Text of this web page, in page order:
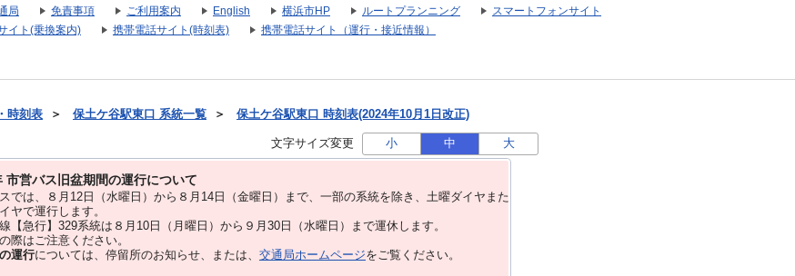
局 免責事項 ご利用案内 English 横浜市HP ルートプランニング
スマートフォンサイト
イト(乗換案内)
携帯電話サイト(時刻表) 携帯電話サイト（運行・接近情報）
時刻表 ＞ 保土ケ谷駅東口 系統一覧 ＞ 保土ケ谷駅東口 時刻表(2024年10月1日改正)
文字サイズ変更 小 中 大
市営バス旧盆期間の運行について
では、８⽉12⽇（水曜日）から８⽉14⽇（金曜日）まで、⼀部の系統を除き、⼟曜ダイヤまた
ヤで運⾏します。
急行】329系統は８月10日（月曜日）から９月30日（水曜日）まで運休します。
際はご注意ください。
運行については、停留所のお知らせ、または、 交通局ホームページをご覧ください。